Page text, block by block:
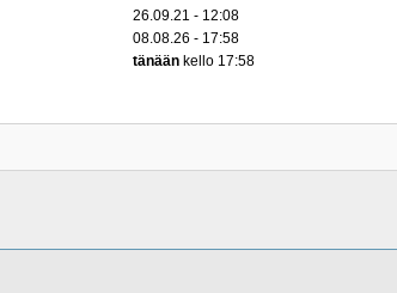
26.09.21 - 12:08
08.08.26 - 17:58
tänään kello 17:58